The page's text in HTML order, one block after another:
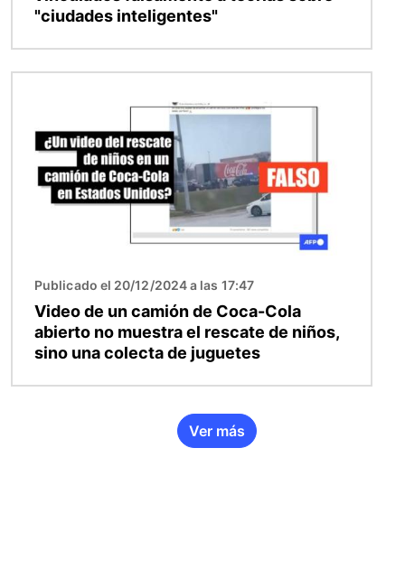
"ciudades inteligentes"
Publicado el 20/12/2024 a las 17:47
Video de un camión de Coca-Cola
abierto no muestra el rescate de niños,
sino una colecta de juguetes
Ver más